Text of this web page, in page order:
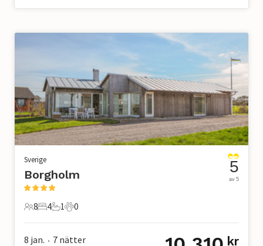
Sverige
Borgholm
8 Gäster
8
4 Sovrum
4
1 Badrum
1
0 Husdjur
0
5
av 5
8 jan. • 7 nätter kr